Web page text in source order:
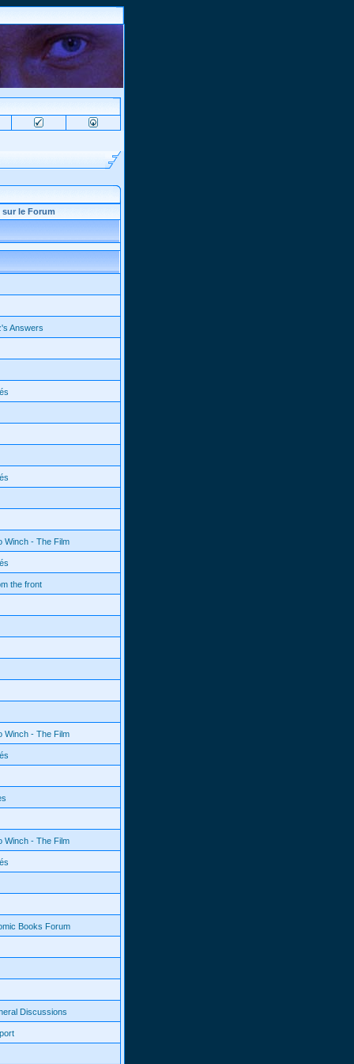
le Forum
Answers
Winch - The Film
the front
Winch - The Film
Winch - The Film
Books Forum
Discussions